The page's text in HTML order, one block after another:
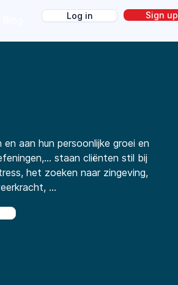
Log in Sign up
aan hun persoonlijke groei en
staan cliënten stil bij
het zoeken naar zingeving,
...